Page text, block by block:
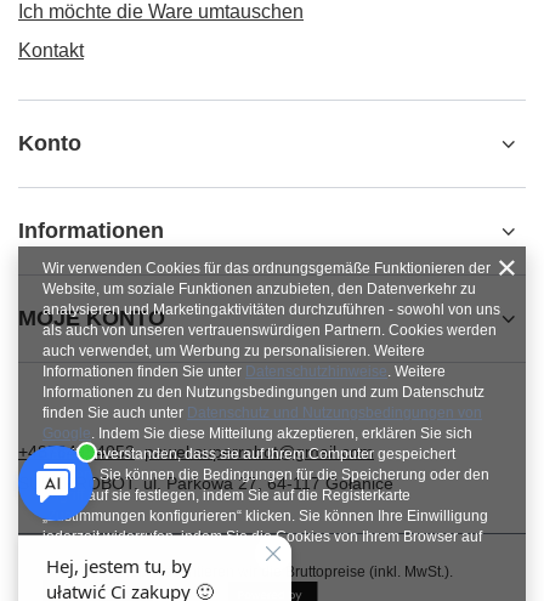
Ich möchte die Ware umtauschen
Kontakt
Konto
Informationen
MOJE KONTO
+48784454053 pawel.superrobot@gmail.com
SUPERROBOT,ul. Parkowa 27,64-117Gołanice
Im Shop präsentieren wir die Bruttopreise (inkl. MwSt.).
Wir verwenden Cookies für das ordnungsgemäße Funktionieren der
Website, um soziale Funktionen anzubieten, den Datenverkehr zu
analysieren und Marketingaktivitäten durchzuführen - sowohl von uns
als auch von unseren vertrauenswürdigen Partnern. Cookies werden
auch verwendet, um Werbung zu personalisieren. Weitere
Informationen finden Sie unter Datenschutzhinweise. Weitere
Informationen zu den Nutzungsbedingungen und zum Datenschutz
finden Sie auch unter Datenschutz und Nutzungsbedingungen von
Google. Indem Sie diese Mitteilung akzeptieren, erklären Sie sich
damit einverstanden, dass sie auf Ihrem Computer gespeichert
werden. Sie können die Bedingungen für die Speicherung oder den
Zugriff auf sie festlegen, indem Sie auf die Registerkarte
„Zustimmungen konfigurieren“ klicken. Sie können Ihre Einwilligung
jederzeit widerrufen, indem Sie die Cookies von Ihrem Browser auf
dem jeweiligen Endgerät löschen.